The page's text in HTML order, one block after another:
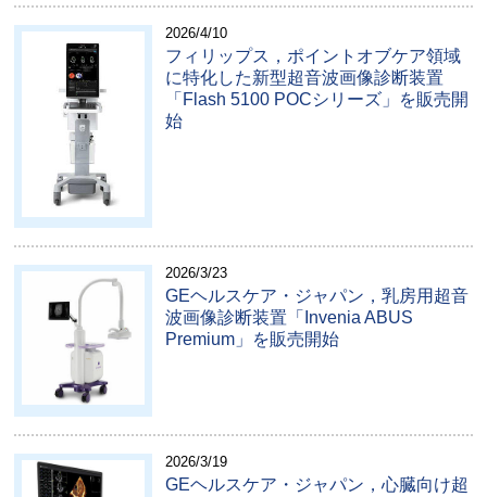
2026/4/10
フィリップス，ポイントオブケア領域
に特化した新型超音波画像診断装置
「Flash 5100 POCシリーズ」を販売開
始
2026/3/23
GEヘルスケア・ジャパン，乳房用超音
波画像診断装置「Invenia ABUS
Premium」を販売開始
2026/3/19
GEヘルスケア・ジャパン，心臓向け超